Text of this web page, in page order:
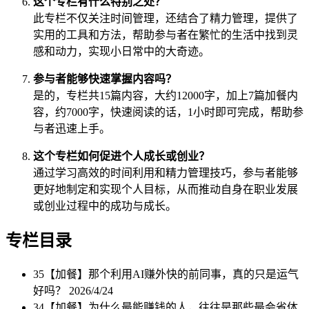
此专栏不仅关注时间管理，还结合了精力管理，提供了
实用的工具和方法，帮助参与者在繁忙的生活中找到灵
感和动力，实现小日常中的大奇迹。
参与者能够快速掌握内容吗？
是的，专栏共15篇内容，大约12000字，加上7篇加餐内
容，约7000字，快速阅读的话，1小时即可完成，帮助参
与者迅速上手。
这个专栏如何促进个人成长或创业？
通过学习高效的时间利用和精力管理技巧，参与者能够
更好地制定和实现个人目标，从而推动自身在职业发展
或创业过程中的成功与成长。
专栏目录
35【加餐】那个利用AI赚外快的前同事，真的只是运气
好吗？ 2026/4/24